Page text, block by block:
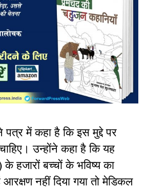
में कहा है कि इस मुद्दे पर
उन्होंने कहा है कि यह
के हजारों बच्चों के भविष्य का
नहीं दिया गया तो मेडिकल